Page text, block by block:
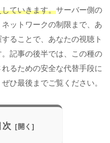
ていきます。サーバー側の
ットワークの制限まで、あ
ることで、あなたの視聴ト
記事の後半では、この種の
るための安全な代替手段に
ひ最後までご覧ください。
次